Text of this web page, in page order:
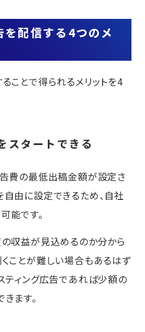
を配信する4つのメ
ことで得られるメリットを4
スタートできる
告費の最低出稿金額が設定さ
由に設定できるため、自社
能です。
収益が見込めるのか分から
ことが難しい場合もあるはず
ティング広告であれば少額の
ます。